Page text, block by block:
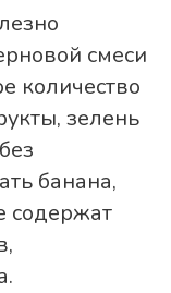
смеси
количество
зелень
банана,
содержат